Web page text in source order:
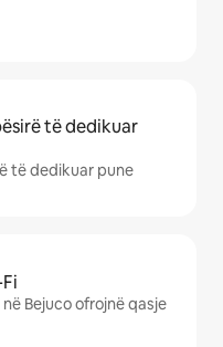
të dedikuar
të dedikuar pune
Bejuco ofrojnë qasje